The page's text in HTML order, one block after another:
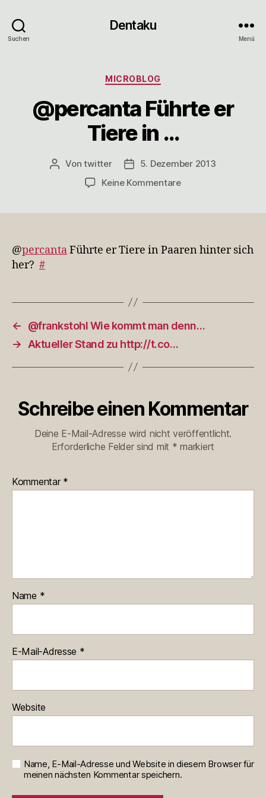
Suchen
Dentaku
Menü
Kategorien
MICROBLOG
@percanta Führte er
Tiere in …
Beitragsautor
Vontwitter Veröffentlichungsdatum
5. Dezember 2013
Keine Kommentarezu
in
@percantaFührte er Tiere in Paaren hinter sich
her? #
←
@frankstohl Wie kommt man denn…
→
Aktueller Stand zu http://t.co…
Schreibe einen Kommentar
Deine E-Mail-Adresse wird nicht veröffentlicht.
Erforderliche Felder sind mit * markiert
Kommentar *
Name *
E-Mail-Adresse *
Website
Name, E-Mail-Adresse und Website in diesem Browser für
meinen nächsten Kommentar speichern.